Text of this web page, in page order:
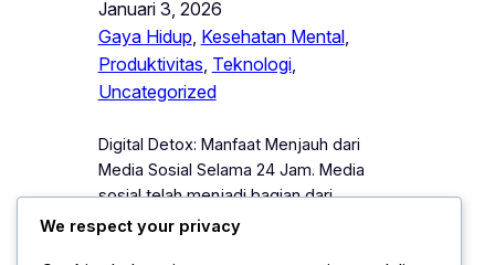
Januari 3, 2026
Gaya Hidup, Kesehatan Mental
Produktivitas, Teknologi
Uncategorized
Digital Detox: Manfaat Menjauh dari
Media Sosial Selama 24 Jam. Media
sosial telah menjadi bagian dari
kehidupan sehari-hari. Banyak orang
We respect your privacy